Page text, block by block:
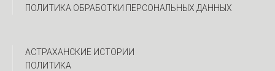
ПОЛИТИКА ОБРАБОТКИ ПЕРСОНАЛЬНЫХ ДАННЫХ
АСТРАХАНСКИЕ ИСТОРИИ
ПОЛИТИКА